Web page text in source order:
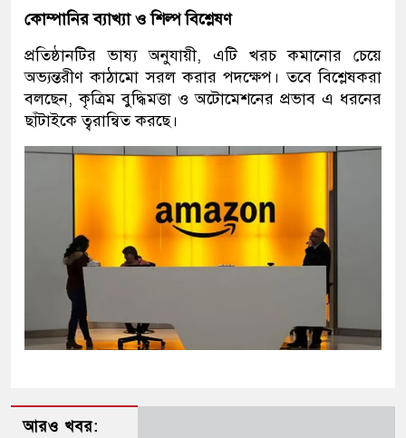
কোম্পানির ব্যাখ্যা ও শিল্প বিশ্লেষণ
প্রতিষ্ঠানটির ভাষ্য অনুযায়ী, এটি খরচ কমানোর চেয়ে
অভ্যন্তরীণ কাঠামো সরল করার পদক্ষেপ। তবে বিশ্লেষকরা
বলছেন, কৃত্রিম বুদ্ধিমত্তা ও অটোমেশনের প্রভাব এ ধরনের
ছাঁটাইকে ত্বরান্বিত করছে।
আরও খবর: